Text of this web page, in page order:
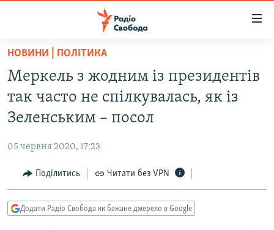
Перейти
основного
матеріалу
Перейти
до
основної
навігації
Перейти
до
пошуку
ВСЕ ЗА ДОБУ
СТАТТІ
ЕКОНОМІКА
СУСПІЛЬСТВО
РОСІЙСЬКА «ФІЛЬТРАЦІЯ»
ДОНБАС.РЕАЛІЇ
ТИ ЯК?
НОВИНИ | ПОЛІТИКА
Меркель з жодним із президентів
так часто не спілкувалась, як із
Зеленським – посол
05 червня 2020, 17:23
Поділитись Читати без VPN
Додати Радіо Свобода як бажане джерело в Google